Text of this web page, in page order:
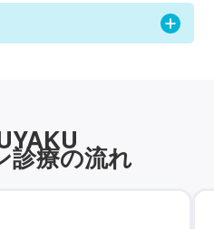
診療の流れ